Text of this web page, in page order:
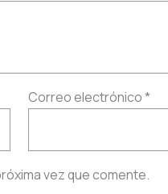
Correo electrónico*
vez que comente.